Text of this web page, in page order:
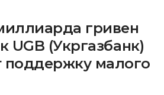
гривен
UGB (Укргазбанк)
поддержку малого